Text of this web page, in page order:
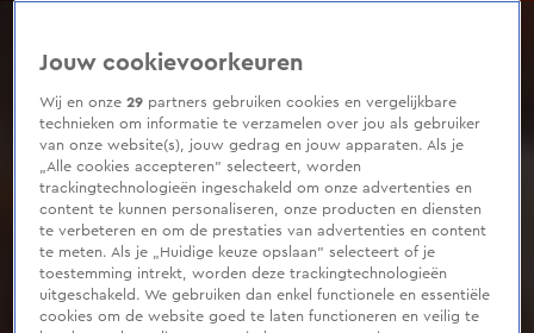
seconds
Jouw cookievoorkeuren
Wij en onze29 partners gebruiken cookies en vergelijkbare
technieken om informatie te verzamelen over jou als gebruiker
van onze website(s), jouw gedrag en jouw apparaten. Als je
„Alle cookies accepteren” selecteert, worden
trackingtechnologieën ingeschakeld om onze advertenties en
content te kunnen personaliseren, onze producten en diensten
te verbeteren en om de prestaties van advertenties en content
te meten. Als je „Huidige keuze opslaan” selecteert of je
toestemming intrekt, worden deze trackingtechnologieën
uitgeschakeld. We gebruiken dan enkel functionele en essentiële
cookies om de website goed te laten functioneren en veilig te